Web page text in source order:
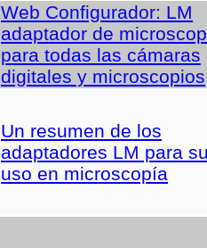
Web Configurador: LM
adaptador de
para todas las cámaras
digitales y microscopios
Un resumen de los
adaptadores LM para
uso en microscopía